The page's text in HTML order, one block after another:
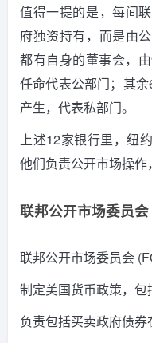
值得一提的是，每间
府独资持有，而是由
都有自身的董事会，
任命代表公部门；其
产生，代表私部门。
上述12家银行里，纽
他们负责公开市场操作
联邦公开市场委员
联邦公开市场委员会
制定美国货币政策，
负责包括买卖政府债